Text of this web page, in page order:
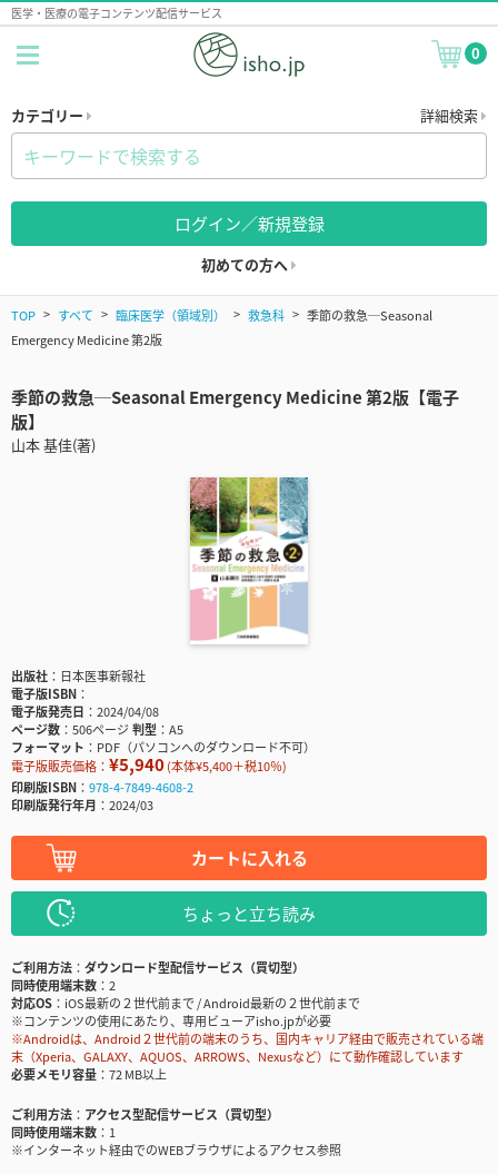
医学・医療の電子コンテンツ配信サービス
0
カテゴリー 詳細検索
ログイン／新規登録
初めての方へ
TOP すべて 臨床医学（領域別） 救急科
季節の救急─Seasonal
Emergency Medicine 第2版
季節の救急─Seasonal Emergency Medicine 第2版【電子
版】
山本 基佳(著)
出版社
日本医事新報社
電子版ISBN
電子版発売日
2024/04/08
ページ数
506ページ判型
A5
フォーマット
PDF（パソコンへのダウンロード不可）
電子版販売価格： ¥5,940(本体¥5,400＋税10％)
印刷版ISBN
978-4-7849-4608-2
印刷版発行年月
2024/03
カートに入れる
ちょっと立ち読み
ご利用方法
ダウンロード型配信サービス（買切型）
同時使用端末数
2
対応OS
iOS最新の２世代前まで / Android最新の２世代前まで
※コンテンツの使用にあたり、専用ビューアisho.jpが必要
※Androidは、Android２世代前の端末のうち、国内キャリア経由で販売されている端
末（Xperia、GALAXY、AQUOS、ARROWS、Nexusなど）にて動作確認しています
必要メモリ容量
72 MB以上
ご利用方法
アクセス型配信サービス（買切型）
同時使用端末数
1
※インターネット経由でのWEBブラウザによるアクセス参照